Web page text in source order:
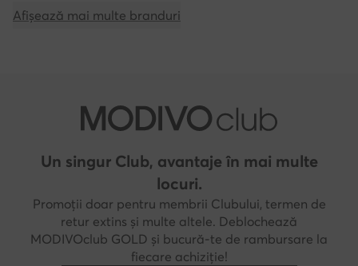
Afișează mai multe branduri
Un singur Club, avantaje în mai multe
locuri.
Promoții doar pentru membrii Clubului, termen de
retur extins și multe altele. Deblochează
MODIVOclub GOLD și bucură-te de rambursare la
fiecare achiziție!